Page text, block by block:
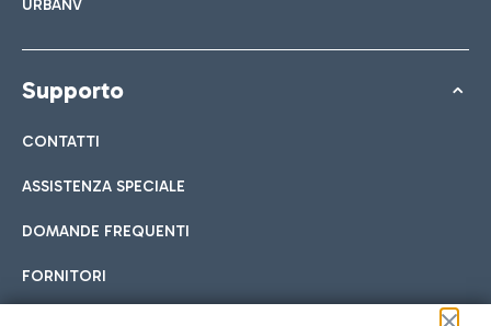
URBANV
Supporto
CONTATTI
ASSISTENZA SPECIALE
DOMANDE FREQUENTI
FORNITORI